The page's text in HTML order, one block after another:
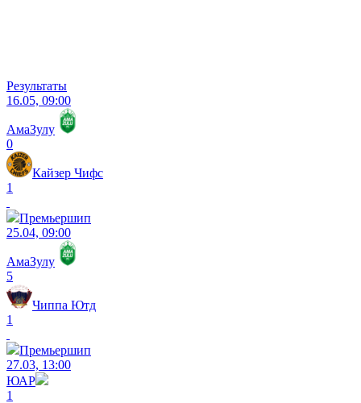
Результаты
16.05, 09:00
АмаЗулу
0
Кайзер Чифс
1
Премьершип
25.04, 09:00
АмаЗулу
5
Чиппа Ютд
1
Премьершип
27.03, 13:00
ЮАР
1